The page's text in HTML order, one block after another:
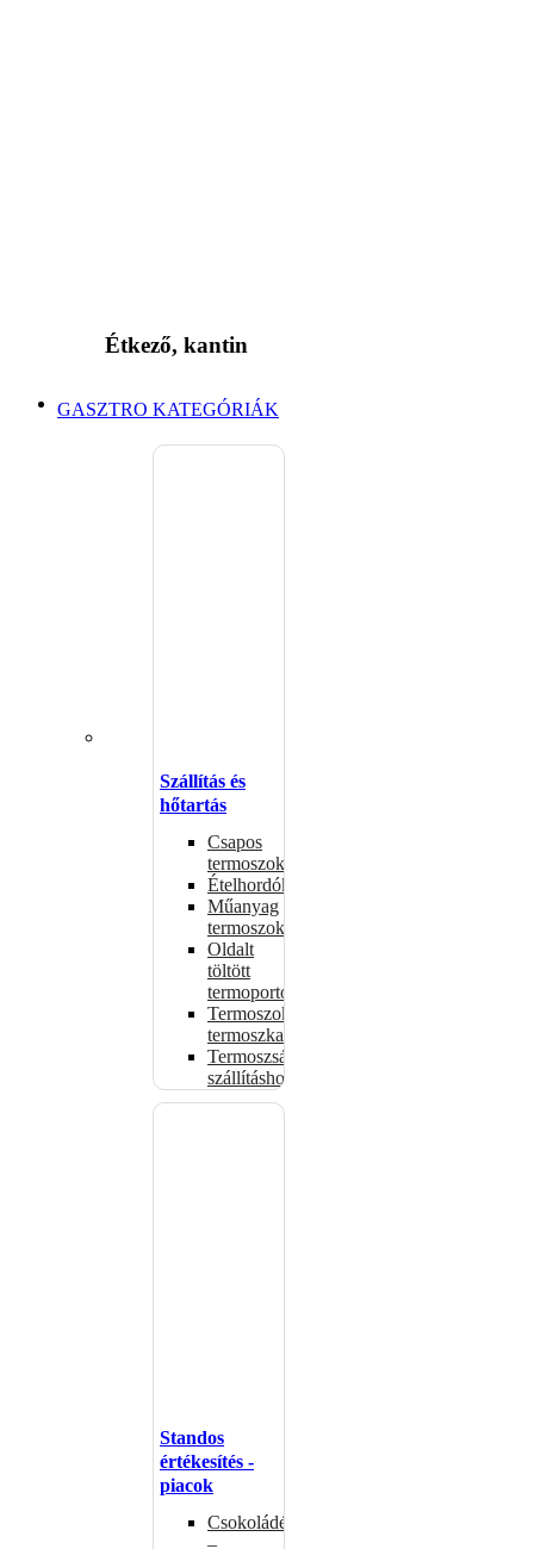
Étkező, kantin
GASZTRO KATEGÓRIÁK
Szállítás és
hőtartás
Csapos
termoszok
Ételhordók
Műanyag
termoszok
Oldalt
töltött
termoportok
Termoszok,
termoszkannák
Termoszsákok
szállításhoz
Standos
értékesítés -
piacok
Csokoládémelegítők
–